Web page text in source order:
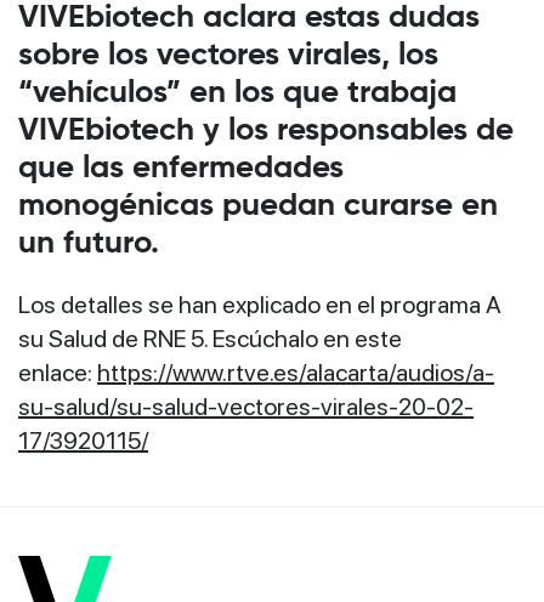
VIVEbiotech aclara estas dudas
sobre los vectores virales, los
“vehículos” en los que trabaja
VIVEbiotech y los responsables de
que las enfermedades
monogénicas puedan curarse en
un futuro.
Los detalles se han explicado en el programa A
su Salud de RNE 5. Escúchalo en este
enlace: https://www.rtve.es/alacarta/audios/a-
su-salud/su-salud-vectores-virales-20-02-
17/3920115/